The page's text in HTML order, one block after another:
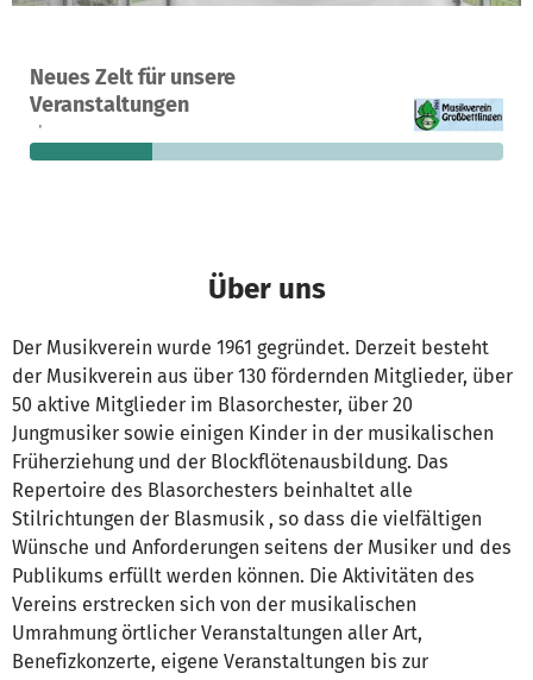
Neues Zelt für unsere
Veranstaltungen
Ein Projekt in Großbettlingen, Deutschland
5 1.653 €
fehlen noch
Über uns
Der Musikverein wurde 1961 gegründet. Derzeit besteht
der Musikverein aus über 130 fördernden Mitglieder, über
50 aktive Mitglieder im Blasorchester, über 20
Jungmusiker sowie einigen Kinder in der musikalischen
Früherziehung und der Blockflötenausbildung. Das
Repertoire des Blasorchesters beinhaltet alle
Stilrichtungen der Blasmusik , so dass die vielfältigen
Wünsche und Anforderungen seitens der Musiker und des
Publikums erfüllt werden können. Die Aktivitäten des
Vereins erstrecken sich von der musikalischen
Umrahmung örtlicher Veranstaltungen aller Art,
Benefizkonzerte, eigene Veranstaltungen bis zur